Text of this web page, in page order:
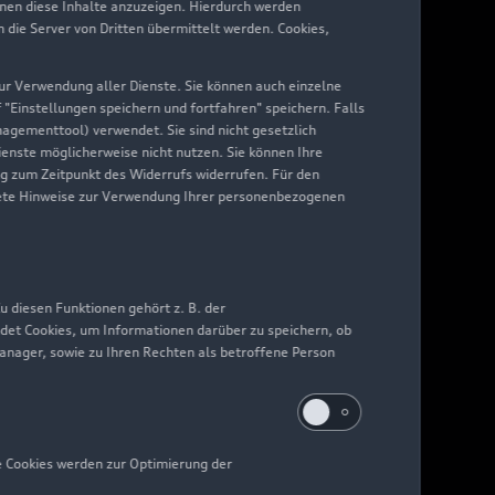
diese Inhalte anzuzeigen. Hierdurch werden
die Server von Dritten übermittelt werden. Cookies,
Verwendung aller Dienste. Sie können auch einzelne
speichern und fortfahren" speichern. Falls
verwendet. Sie sind nicht gesetzlich
möglicherweise nicht nutzen. Sie können Ihre
zum Zeitpunkt des Widerrufs widerrufen. Für den
Hinweise zur Verwendung Ihrer personenbezogenen
diesen Funktionen gehört z. B. der
Cookies, um Informationen darüber zu speichern, ob
sowie zu Ihren Rechten als betroffene Person
werden zur Optimierung der